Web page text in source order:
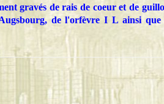
gravés de rais de coeur et de
de l'orfèvre I L ainsi